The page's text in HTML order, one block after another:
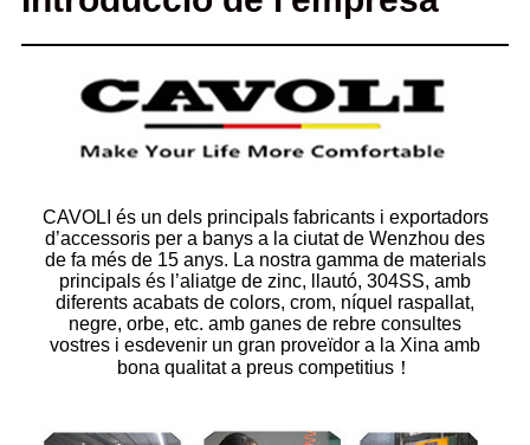
CAVOLI és un dels principals fabricants i exportadors
d’accessoris per a banys a la ciutat de Wenzhou des
de fa més de 15 anys. La nostra gamma de materials
principals és l’aliatge de zinc, llautó, 304SS, amb
diferents acabats de colors, crom, níquel raspallat,
negre, orbe, etc. amb ganes de rebre consultes
vostres i esdevenir un gran proveïdor a la Xina amb
bona qualitat a preus competitius！